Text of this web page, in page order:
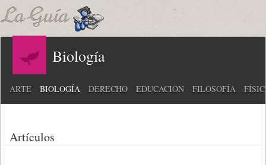
Biología
ARTE BIOLOGÍA DERECHO EDUCACIÓN FILOSOFÍA
Artículos